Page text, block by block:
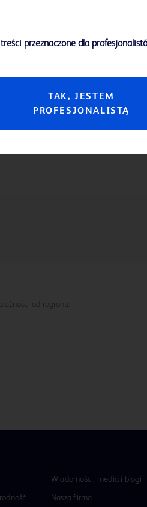
od regionu.
i
Wiadomości, media i blogi
Nasza firma
przeznaczone dla
TAK, JESTEM
PROFESJONALISTĄ